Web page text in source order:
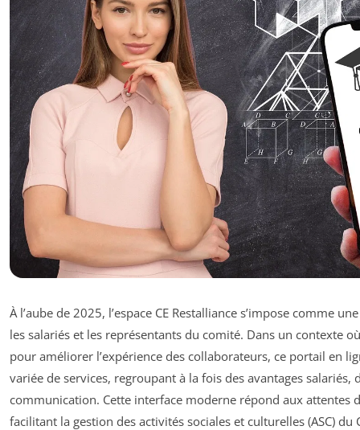
À l’aube de 2025, l’espace CE Restalliance s’impose comme
les salariés et les représentants du comité. Dans un contexte
pour améliorer l’expérience des collaborateurs, ce portail en
variée de services, regroupant à la fois des avantages
communication. Cette interface moderne répond aux attentes
facilitant la gestion des activités sociales et culturelles (ASC) du